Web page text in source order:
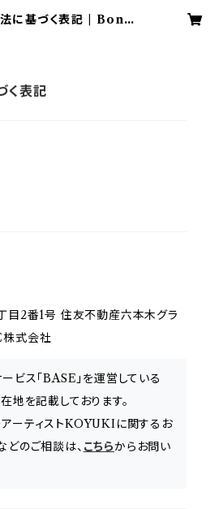
に基づく表記 | Bonei
く表記
目2番1号 住友不動産六本木グラ
株式会社
ビス「BASE」を運営している
を記載しております。
ーティストKOYUKIに関するお
どのご相談は、 こちらからお問い